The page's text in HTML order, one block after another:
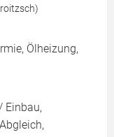
Ölheizung,
Einbau,